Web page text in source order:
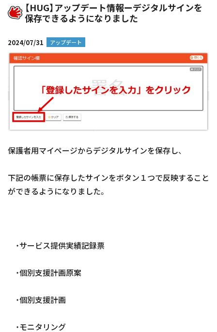
【HUG】アップデート情報ーデジタルサインを
保存できるようになりました
2024/07/31 アップデート
保護者用マイページからデジタルサインを保存し、
下記の帳票に保存したサインをボタン１つで反映すること
ができるようになりました。
・サービス提供実績記録票
・個別支援計画原案
・個別支援計画
・モニタリング